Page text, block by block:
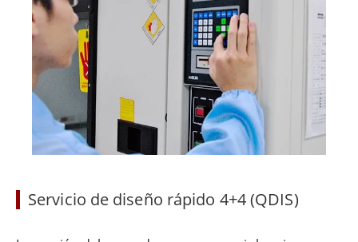
Servicio de diseño rápido 4+4 (QDIS)